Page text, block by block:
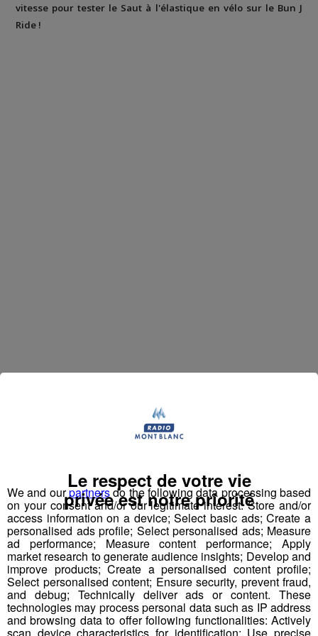
vitesse pour tester le Saut à l'élastique en vélo sur le Bun J
Ride !
commencé par travailler en station de skis. Il a ensuite
accompagné l'inventeur dusaut à l'élastique
Hackett, en Normandie, à Bali et en Nouvelle Zélande,
tremplin de saut à l'élastique
révolutionnaire en 2008
et a créé leBun J Rideen 2009.
Bun J Quoi ?
Le nomBun J Rideest inspiré de la prononciation
anglaise dusaut à l'élastique("bungee" ou "bungy")
auquel s'ajoute le "ride" du mouvement et de la liberté,
avec au milieu le "J" de Jeff, son inventeur.
Écoutez l'interview de son créateur ⬇
We and ourpartnersdo the following data processing based
on your consent and/or our legitimate interest: Store and/or
access information on a device; Select basic ads; Create a
personalised ads profile; Select personalised ads; Measure
ad performance; Measure content performance; Apply
market research to generate audience insights; Develop and
improve products; Create a personalised content profile;
Select personalised content; Ensure security, prevent fraud,
and debug; Technically deliver ads or content. These
technologies may process personal data such as IP address
and browsing data to offer following functionalities: Actively
scan device characteristics for identification; Use precise
Le respect de votre vie
privée est notre priorité